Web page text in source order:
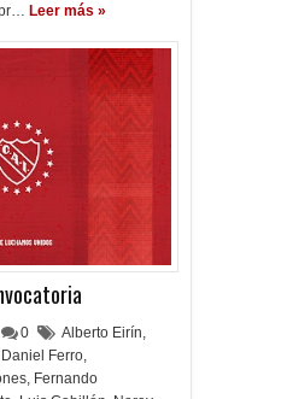
Leer más »
0 Alberto Eirín,
Daniel Ferro,
, Fernando